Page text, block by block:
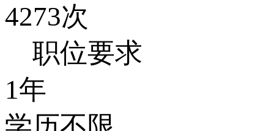
4273次
职位要求
1年